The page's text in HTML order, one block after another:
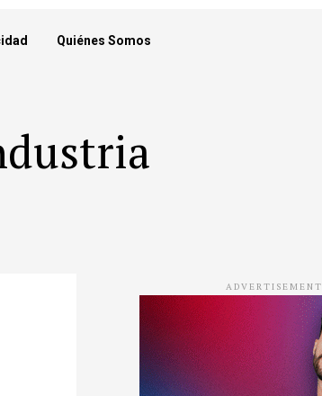
Quiénes Somos
ADVERTISEMENT